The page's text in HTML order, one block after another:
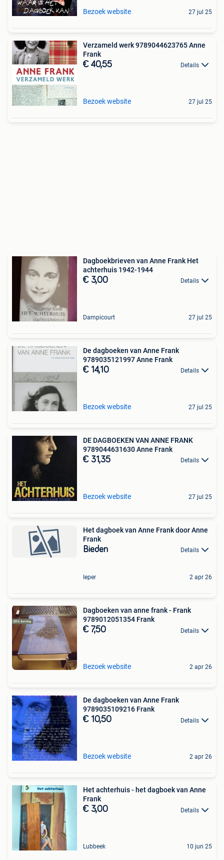
Bezoek website 27 jul 25
Verzameld werk 9789044623765 Anne
Frank
€ 40,55 Details
Bezoek website 27 jul 25
Dagboekbrieven van Anne Frank Het
achterhuis 1942-1944
€ 3,00 Details
Dampicourt 27 jul 25
De dagboeken van Anne Frank
9789035121997 Anne Frank
€ 14,10 Details
Bezoek website 27 jul 25
DE DAGBOEKEN VAN ANNE FRANK
9789044631630 Anne Frank
€ 31,35 Details
Bezoek website 27 jul 25
Het dagboek van Anne Frank door Anne
Frank
Bieden Details
Ieper 2 apr 26
Dagboeken van anne frank - Frank
9789012051354 Frank
€ 7,50 Details
Bezoek website 2 apr 26
De dagboeken van Anne Frank
9789035109216 Frank
€ 10,50 Details
Bezoek website 2 apr 26
Het achterhuis - het dagboek van Anne
Frank
€ 3,00 Details
Lubbeek 10 jun 25